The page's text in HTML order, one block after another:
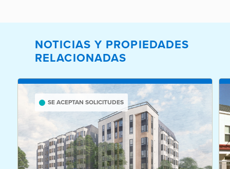
NOTICIAS Y PROPIEDADES
RELACIONADAS
SE ACEPTAN SOLICITUDES